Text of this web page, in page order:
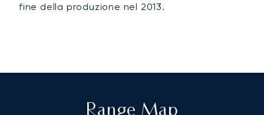
fine della produzione nel 2013.
Range Map